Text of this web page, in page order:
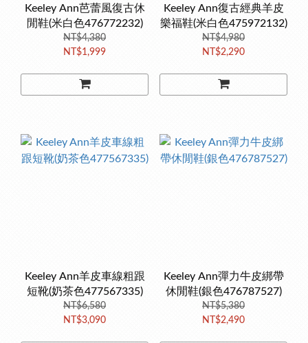
Keeley Ann芭蕾風復古休
閒鞋(米白色476772232)
NT$4,380
NT$1,999
Keeley Ann復古經典羊皮
樂福鞋(米白色475972132)
NT$4,980
NT$2,290
Keeley Ann羊皮車線粗跟
短靴(奶茶色477567335)
NT$6,580
NT$3,090
Keeley Ann彈力牛皮綁帶
休閒鞋(銀色476787527)
NT$5,380
NT$2,490